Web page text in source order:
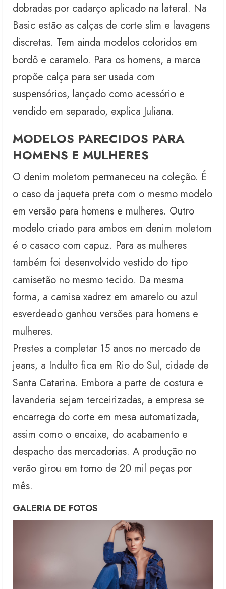
dobradas por cadarço aplicado na lateral. Na
Basic estão as calças de corte slim e lavagens
discretas. Tem ainda modelos coloridos em
bordô e caramelo. Para os homens, a marca
propõe calça para ser usada com
suspensórios, lançado como acessório e
vendido em separado, explica Juliana.
MODELOS PARECIDOS PARA
HOMENS E MULHERES
O denim moletom permaneceu na coleção. É
o caso da jaqueta preta com o mesmo modelo
em versão para homens e mulheres. Outro
modelo criado para ambos em denim moletom
é o casaco com capuz. Para as mulheres
também foi desenvolvido vestido do tipo
camisetão no mesmo tecido. Da mesma
forma, a camisa xadrez em amarelo ou azul
esverdeado ganhou versões para homens e
mulheres.
Prestes a completar 15 anos no mercado de
jeans, a Indulto fica em Rio do Sul, cidade de
Santa Catarina. Embora a parte de costura e
lavanderia sejam terceirizadas, a empresa se
encarrega do corte em mesa automatizada,
assim como o encaixe, do acabamento e
despacho das mercadorias. A produção no
verão girou em torno de 20 mil peças por
mês.
GALERIA DE FOTOS